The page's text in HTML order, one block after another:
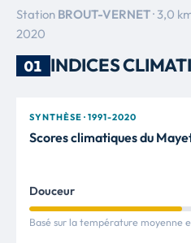
Station BROUT-VERNET· 3,0
2020
01 INDICES
SYNTHÈSE · 1991-2020
Scores climatiques du
Douceur
Basé sur la température moyenne